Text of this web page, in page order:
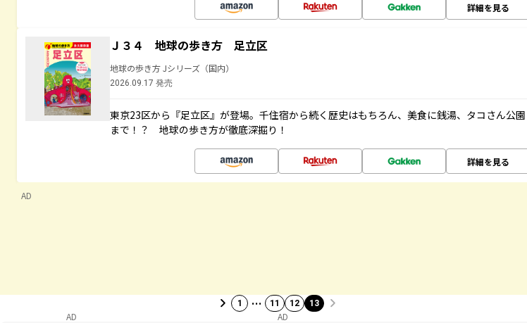
詳細を見る
Ｊ３４ 地球の歩き方 足立区
地球の歩き方 Jシリーズ（国内）
2026.09.17 発売
東京23区から『足立区』が登場。千住宿から続く歴史はもちろん、美食に銭湯、タコさん公園
まで！？ 地球の歩き方が徹底深掘り！
詳細を見る
AD
1 … 11 12 13
AD AD